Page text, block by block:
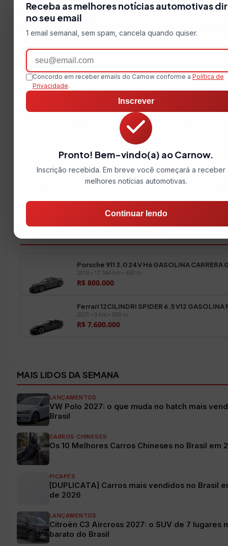
Posts recentes
BYD Mako: picape baseada no Song Pro chega este ano e
na Bahia
Citroën corta R$ 22.700 do Aircross de 7 lugares e R$
Ford é investigada por falha na correia dentada banhada a
Micro-ônibus mais leve e com peças compartilhadas:
Porsche 911 3.0 24V H6 GASOLINA CARRERA
2018 • 17.344 km • 450 cv
R$ 800.000
Ferrari 12CILINDRI SPIDER 6.5 V12 GASOLINA
2025 • 0 km • 830 cv
R$ 7.600.000
MAIS LIDOS DA SEMANA
LANÇAMENTOS
VW Polo 2027: o que muda no hatch mais
Brasil
CARROS CHINESES
Os 10 Melhores Carros Chineses no Brasil em
PICAPES
[DUPLICATA] Carros mais vendidos no Brasil
de 2026
LANÇAMENTOS
Citroën C3 Aircross 2027: o SUV de 7 lugares
barato do Brasil
Receba as melhores notícias automotivas
no seu email
1 email semanal, sem spam, cancela quando quiser.
Email
Concordo em receber emails do Carnow conforme a Política de
Privacidade.
Inscrever
Pronto! Bem-vindo(a) ao Carnow.
Inscrição recebida. Em breve você começará a receber
melhores notícias automotivas.
Continuar lendo